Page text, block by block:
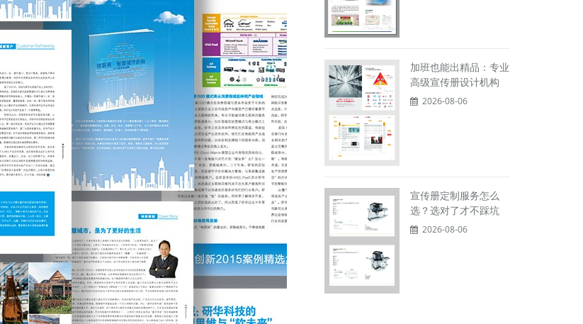
加班也能出精品：专业
高级宣传册设计机构
2026-08-06
宣传册定制服务怎么
选？选对了才不踩坑
2026-08-06